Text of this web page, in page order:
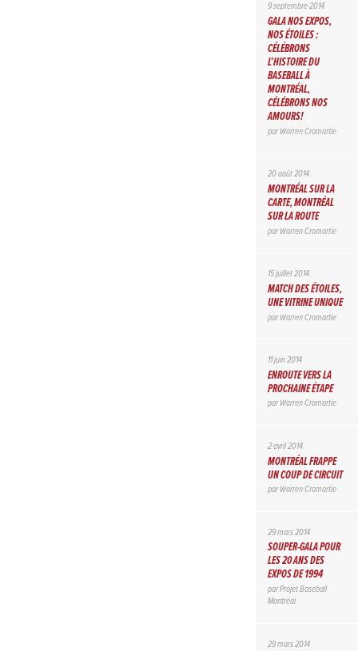
9 septembre 2014
GALA NOS EXPOS,
NOS ÉTOILES :
CÉLÉBRONS
L’HISTOIRE DU
BASEBALL À
MONTRÉAL,
CÉLÉBRONS NOS
AMOURS!
parWarren Cromartie
20 août 2014
MONTRÉAL SUR LA
CARTE, MONTRÉAL
SUR LA ROUTE
parWarren Cromartie
15 juillet 2014
MATCH DES ÉTOILES,
UNE VITRINE UNIQUE
parWarren Cromartie
11 juin 2014
ENROUTE VERS LA
PROCHAINE ÉTAPE
parWarren Cromartie
2 avril 2014
MONTRÉAL FRAPPE
UN COUP DE CIRCUIT
parWarren Cromartie
29 mars 2014
SOUPER-GALA POUR
LES 20 ANS DES
EXPOS DE 1994
parProjet Baseball
Montréal
29 mars 2014